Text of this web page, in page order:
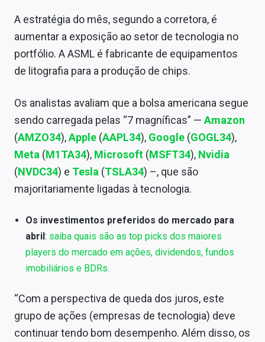
Conteúdo de Marca
Sobre
A estratégia do mês, segundo a corretora, é
aumentar a exposição ao setor de tecnologia no
portfólio. A ASML é fabricante de equipamentos
de litografia para a produção de chips.
Os analistas avaliam que a bolsa americana segue
sendo carregada pelas “7 magníficas” —Amazon
(AMZO34),Apple (AAPL34), Google (GOGL34),
Meta (M1TA34), Microsoft (MSFT34), Nvidia
(NVDC34) e Tesla (TSLA34) –, que são
majoritariamente ligadas à tecnologia.
Os investimentos preferidos do mercado para
abril: saiba quais são as top picks dos maiores
players do mercado em ações, dividendos, fundos
imobiliários e BDRs.
“Com a perspectiva de queda dos juros, este
grupo de ações (empresas de tecnologia) deve
continuar tendo bom desempenho. Além disso, os